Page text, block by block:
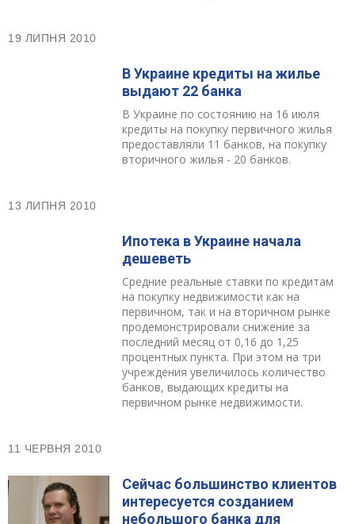
19 ЛИПНЯ 2010
В Украине кредиты на жилье
выдают 22 банка
В Украине по состоянию на 16 июля
кредиты на покупку первичного жилья
предоставляли 11 банков, на покупку
вторичного жилья - 20 банков.
13 ЛИПНЯ 2010
Ипотека в Украине начала
дешеветь
Средние реальные ставки по кредитам
на покупку недвижимости как на
первичном, так и на вторичном рынке
продемонстрировали снижение за
последний месяц от 0,16 до 1,25
процентных пункта. При этом на три
учреждения увеличилось количество
банков, выдающих кредиты на
первичном рынке недвижимости.
11 ЧЕРВНЯ 2010
Сейчас большинство клиентов
интересуется созданием
небольшого банка для